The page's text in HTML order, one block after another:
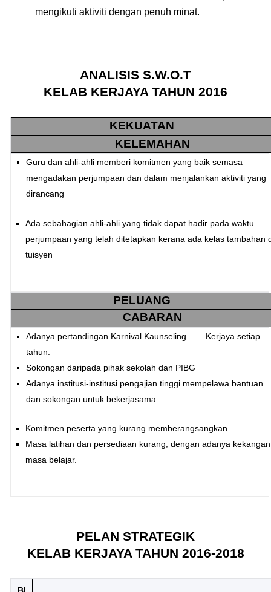
mengikuti aktiviti dengan penuh minat.
ANALISIS S.W.O.T
KELAB KERJAYA TAHUN 2016
KEKUATAN
KELEMAHAN
Guru dan ahli-ahli memberi komitmen yang baik semasa
mengadakan perjumpaan dan dalam menjalankan aktiviti yang
dirancang
Ada sebahagian ahli-ahli yang tidak dapat hadir pada waktu
perjumpaan yang telah ditetapkan kerana ada kelas tambahan
tuisyen
PELUANG
CABARAN
Adanya pertandingan Karnival Kaunseling Kerjaya setiap
tahun.
Sokongan daripada pihak sekolah dan PIBG
Adanya institusi-institusi pengajian tinggi mempelawa bantuan
dan sokongan untuk bekerjasama.
Komitmen peserta yang kurang memberangsangkan
Masa latihan dan persediaan kurang, dengan adanya kekangan
masa belajar.
PELAN STRATEGIK
KELAB KERJAYA TAHUN 2016-2018
BI